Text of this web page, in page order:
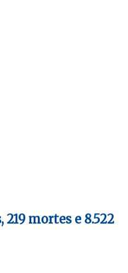
mortes e 8.522